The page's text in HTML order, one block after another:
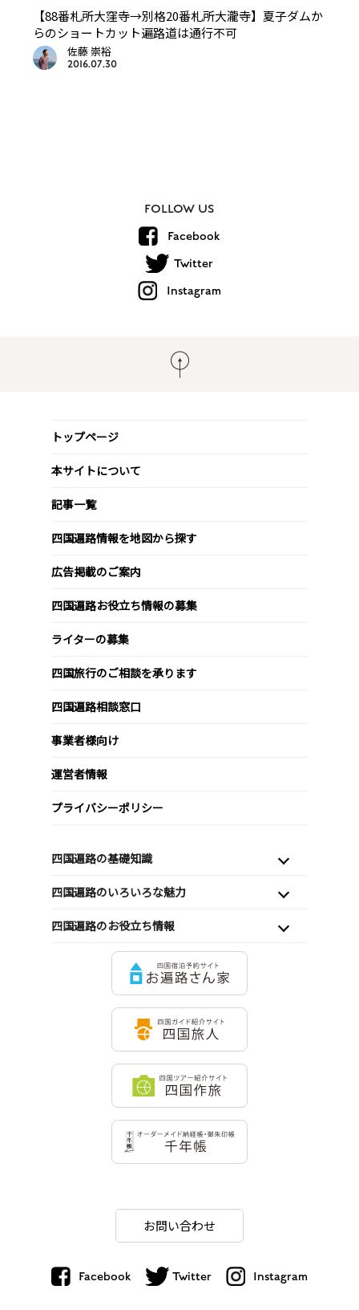
【88番札所大窪寺→別格20番札所大瀧寺】夏子ダムか
らのショートカット遍路道は通行不可
佐藤 崇裕
2016.07.30
FOLLOW US
Facebook
Twitter
Instagram
トップページ
本サイトについて
記事一覧
四国遍路情報を地図から探す
広告掲載のご案内
四国遍路お役立ち情報の募集
ライターの募集
四国旅行のご相談を承ります
四国遍路相談窓口
事業者様向け
運営者情報
プライバシーポリシー
四国遍路の基礎知識
四国遍路のいろいろな魅力
四国遍路のお役立ち情報
お問い合わせ
Facebook Twitter Instagram